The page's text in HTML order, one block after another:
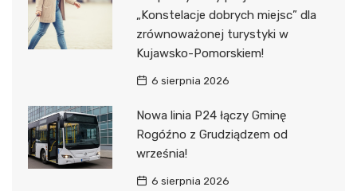
„Konstelacje dobrych miejsc” dla
zrównoważonej turystyki w
Kujawsko-Pomorskiem!
6 sierpnia 2026
Nowa linia P24 łączy Gminę
Rogóźno z Grudziądzem od
września!
6 sierpnia 2026